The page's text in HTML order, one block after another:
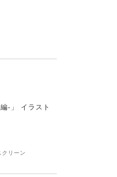
-」 イラスト
クリーン